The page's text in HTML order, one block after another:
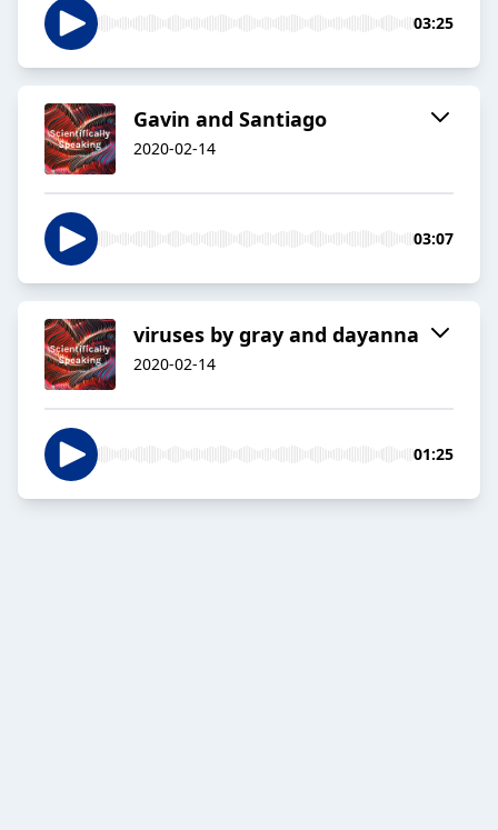
03:25
Gavin and Santiago
2020-02-14
03:07
viruses by gray and dayanna
2020-02-14
01:25